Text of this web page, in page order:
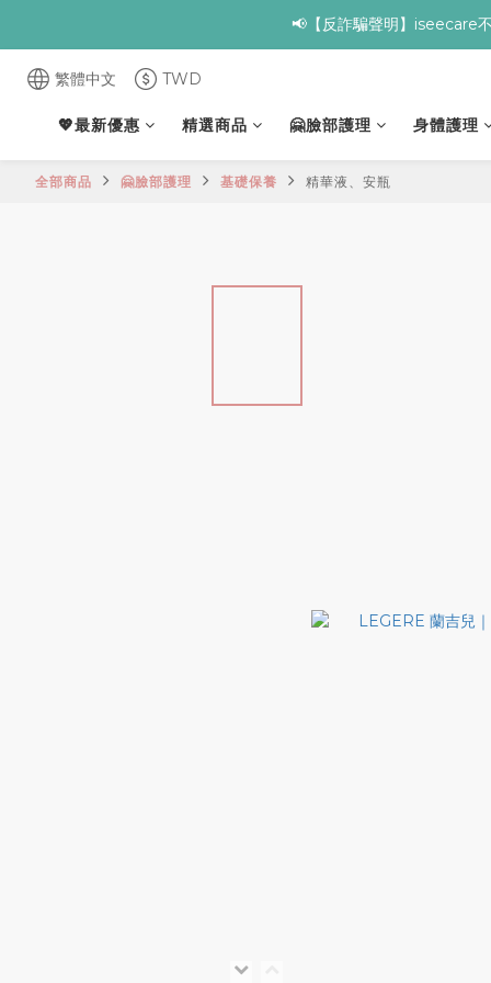
✨全館滿額贈 ➊滿９
繁體中文
TWD
💖最新優惠 精選商品 🤗臉部護理 身體護理
全部商品 🤗臉部護理 基礎保養 精華液、安瓶